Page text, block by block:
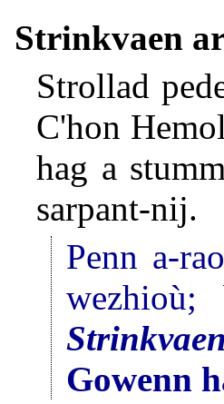
Strinkvaen
Strollad
C'hon
hag a
sarpant-nij.
Penn a-
Gowenn